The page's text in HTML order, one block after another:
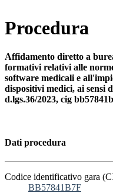
Procedura
affidamento diretto a bureau veritas italia spa per servizi
formativi relativi alle
software medicali e
dispositivi medici, ai sensi
d.lgs.36/2023, cig
Dati procedura
Codice identificativo gara
BB57841B7F